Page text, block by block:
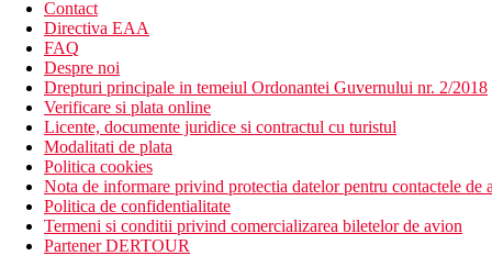
Bauturi racoritoare usoare in timpul dupa-amiezii
Cafea de dupa-amiaza, ceai, prajituri si inghetata pentru
Bauturi nealcoolice si alcoolice de productie locala (10:00
Plaja
O plaja larga cu nisip si o intrare treptata in mare este
Sezlonguri, umbrele si saltele gratuite
Bar pe plaja
Oferta sportiva
Gratuit : aerobic, tir cu arcul, baschet, volei pe plaja,
de animatie.
Contact
Directiva EAA
FAQ
Despre noi
Drepturi principale in temeiul Ordonantei Guvernului nr. 2/2018
Verificare si plata online
Licente, documente juridice si contractul cu turistul
Modalitati de plata
Politica cookies
Nota de informare privind protectia datelor pentru contactele de
Politica de confidentialitate
Termeni si conditii privind comercializarea biletelor de avion
Partener DERTOUR